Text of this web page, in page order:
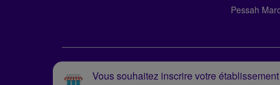
Pessah
Vous souhaitez inscrire votre